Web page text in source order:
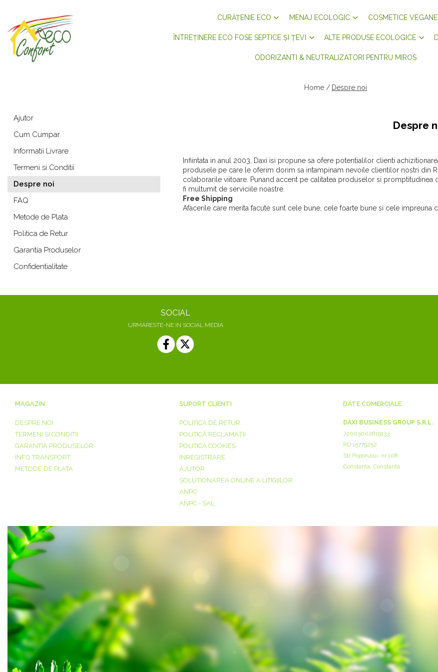
CURĂȚENIE ECO MENAJ ECOLOGIC COSMETICE VEGANE
ÎNTREȚINERE ECO FOSE SEPTICE ȘI ȚEVI ALTE PRODUSE ECOLOGICE
ODORIZANTI & NEUTRALIZATORI PENTRU MIROS
Home / Despre noi
Despre
Infiintata in anul 2003, Daxi isi propune sa ofere potentialilor clienti
produsele pe care le oferim dorim sa intampinam nevoile clientilor nostri din
colaborarile viitoare. Punand accent pe calitatea produselor si
fi multumit de serviciile noastre.
Free Shipping
Afacerile care merita facute sunt cele bune, cele foarte bune si cele impreuna
Ajutor
Cum Cumpar
Informatii Livrare
Termeni si Conditii
Despre noi
FAQ
Metode de Plata
Politica de Retur
Garantia Produselor
Confidentialitate
SOCIAL
URMARESTE-NE IN SOCIAL MEDIA
MAGAZIN
DESPRE NOI
TERMENI SI CONDITII
GARANTIA PRODUSELOR
INFO TRANSPORT
METODE DE PLATA
SUPORT CLIENTI
POLITICA DE RETUR
POLITICĂ RECLAMAȚII
POLITICA COOKIES
INREGISTRARE
AJUTOR
SOLUTIONAREA ONLINE A LITIGIILOR
ANPC
ANPC - SAL
DATE COMERCIALE
DAXI BUSINESS GROUP S.R.L.
J2003002819133
RO 15779252
Str Poporului, nr 108
Constanta, Constanta